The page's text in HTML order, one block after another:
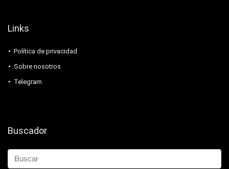
Links
Política de privacidad
Sobre nosotros
Telegram
Buscador